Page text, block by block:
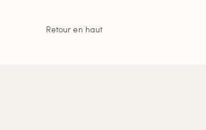
Retour en haut